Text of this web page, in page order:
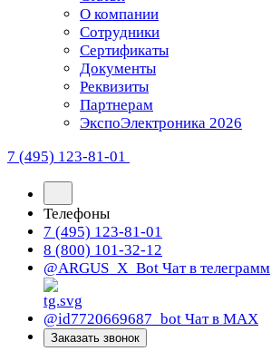
О компании
Сотрудники
Сертификаты
Документы
Реквизиты
Партнерам
ЭкспоЭлектроника 2026
7 (495) 123-81-01
Телефоны
7 (495) 123-81-01
8 (800) 101-32-12
@ARGUS_X_Bot Чат в телеграмм
@id7720669687_bot Чат в МАХ
Заказать звонок